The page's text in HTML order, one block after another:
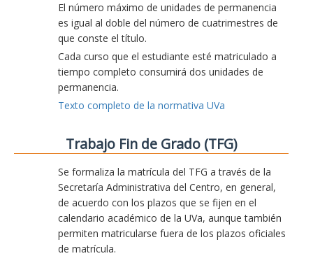
El número máximo de unidades de permanencia
es igual al doble del número de cuatrimestres de
que conste el título.
Cada curso que el estudiante esté matriculado a
tiempo completo consumirá dos unidades de
permanencia.
Texto completo de la normativa UVa
Trabajo Fin de Grado (TFG)
Se formaliza la matrícula del TFG a través de la
Secretaría Administrativa del Centro, en general,
de acuerdo con los plazos que se fijen en el
calendario académico de la UVa, aunque también
permiten matricularse fuera de los plazos oficiales
de matrícula.